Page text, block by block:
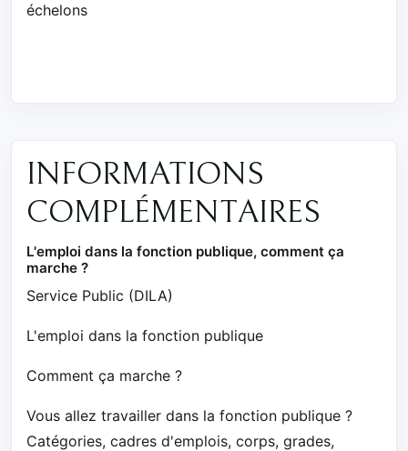
échelons
INFORMATIONS
COMPLÉMENTAIRES
L'emploi dans la fonction publique, comment ça
marche ?
Service Public (DILA)
L'emploi dans la fonction publique
Comment ça marche ?
Vous allez travailler dans la fonction publique ?
Catégories, cadres d'emplois, corps, grades,